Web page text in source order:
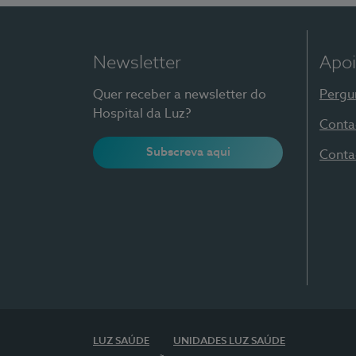
Newsletter
Quer receber a newsletter do
Hospital da Luz?
Subscreva aqui
LUZ SAÚDE UNIDADES LUZ SAÚDE